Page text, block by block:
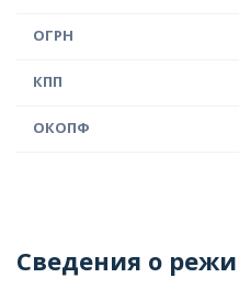
ОГРН
КПП
ОКОПФ
Сведения о